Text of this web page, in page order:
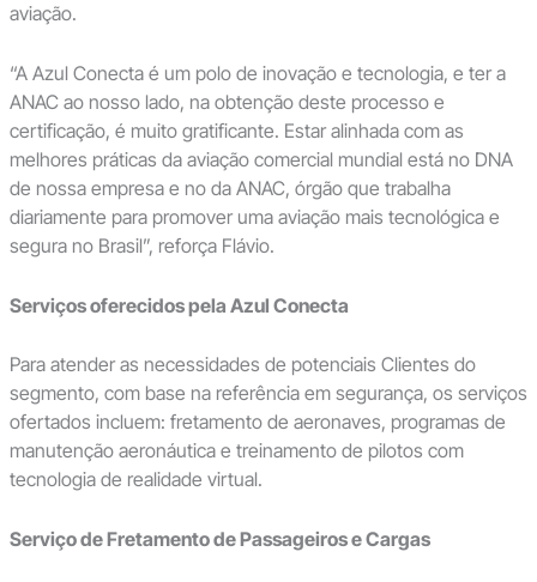
aviação.
“A Azul Conecta é um polo de inovação e tecnologia, e ter a
ANAC ao nosso lado, na obtenção deste processo e
certificação, é muito gratificante. Estar alinhada com as
melhores práticas da aviação comercial mundial está no DNA
de nossa empresa e no da ANAC, órgão que trabalha
diariamente para promover uma aviação mais tecnológica e
segura no Brasil”, reforça Flávio.
Serviços oferecidos pela Azul Conecta
Para atender as necessidades de potenciais Clientes do
segmento, com base na referência em segurança, os serviços
ofertados incluem: fretamento de aeronaves, programas de
manutenção aeronáutica e treinamento de pilotos com
tecnologia de realidade virtual.
Serviço de Fretamento de Passageiros e Cargas